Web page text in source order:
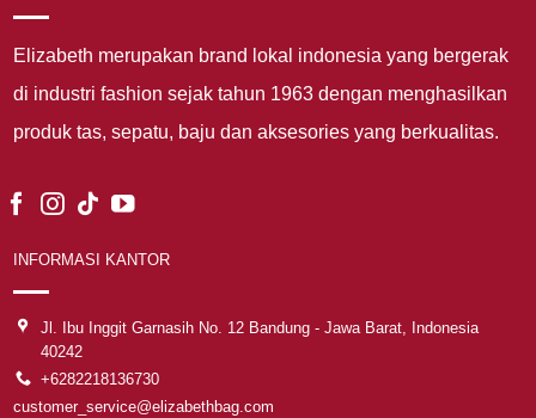
Elizabeth merupakan brand lokal indonesia yang bergerak
di industri fashion sejak tahun 1963 dengan menghasilkan
produk tas, sepatu, baju dan aksesories yang berkualitas.
INFORMASI KANTOR
Jl. Ibu Inggit Garnasih No. 12 Bandung - Jawa Barat, Indonesia
40242
+6282218136730
customer_service@elizabethbag.com